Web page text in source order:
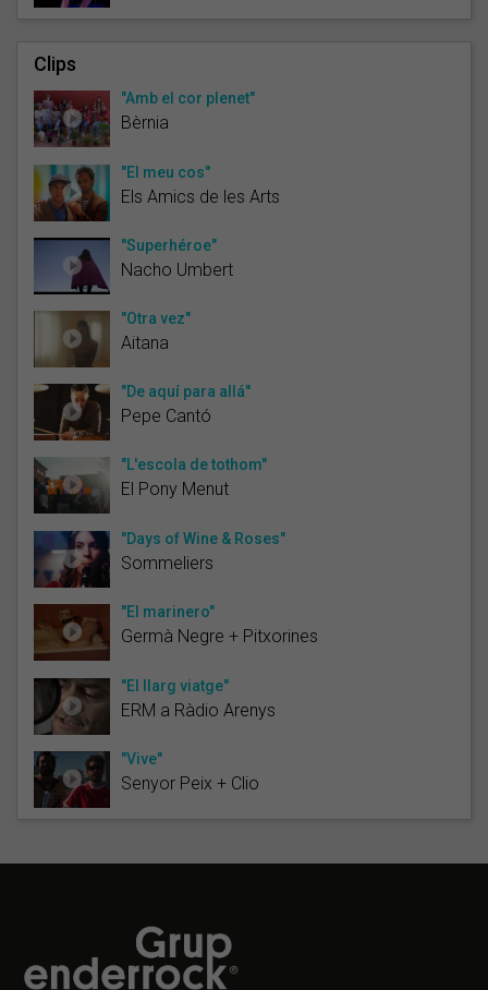
Clips
"Amb el cor plenet"
Bèrnia
"El meu cos"
Els Amics de les Arts
"Superhéroe"
Nacho Umbert
"Otra vez"
Aitana
"De aquí para allá"
Pepe Cantó
"L'escola de tothom"
El Pony Menut
"Days of Wine & Roses"
Sommeliers
"El marinero"
Germà Negre + Pitxorines
"El llarg viatge"
ERM a Ràdio Arenys
"Vive"
Senyor Peix + Clio